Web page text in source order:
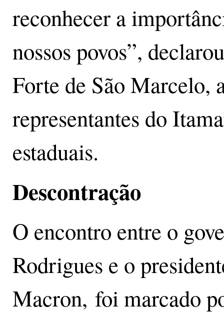
reconhecer a
nossos povos”,
Forte de São Marcelo,
representantes do
estaduais.
Descontração
O encontro entre o
Rodrigues e o
Macron, foi marcado